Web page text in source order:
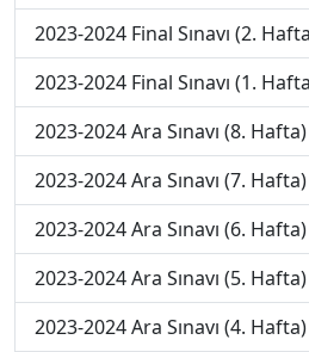
2023-2024 Final Sınavı (2.
2023-2024 Final Sınavı (1.
2023-2024 Ara Sınavı (8. Hafta)
2023-2024 Ara Sınavı (7. Hafta)
2023-2024 Ara Sınavı (6. Hafta)
2023-2024 Ara Sınavı (5. Hafta)
2023-2024 Ara Sınavı (4. Hafta)